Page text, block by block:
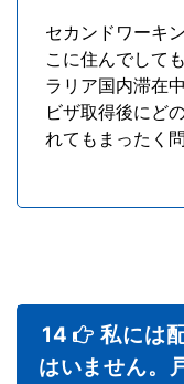
セカンドワーキ
こに住んでして
ラリア国内滞在
ビザ取得後にど
れてもまったく
14
私には
はいません。